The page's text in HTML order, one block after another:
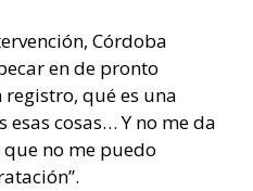
Córdoba
en de pronto
qué es una
cosas… Y no me da
no me puedo